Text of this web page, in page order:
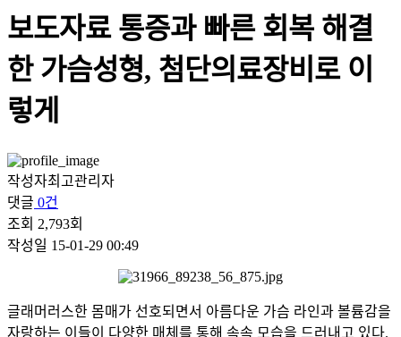
보도자료 통증과 빠른 회복 해결
한 가슴성형, 첨단의료장비로 이
렇게
작성자최고관리자
댓글 0건
조회 2,793회
작성일 15-01-29 00:49
글래머러스한 몸매가 선호되면서 아름다운 가슴 라인과 볼륨감을
자랑하는 이들이 다양한 매체를 통해 속속 모습을 드러내고 있다.